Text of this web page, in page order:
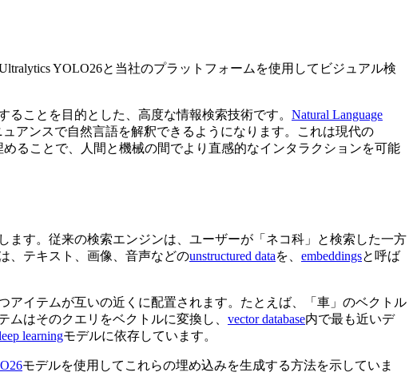
YOLO26と当社のプラットフォームを使用してビジュアル検
ことを目的とした、高度な情報検索技術です。 Natural Language
アンスで自然言語を解釈できるようになります。これは現代の
ることで、人間と機械の間でより直感的なインタラクションを可能
す。従来の検索エンジンは、ユーザーが「ネコ科」と検索した一方
、テキスト、画像、音声などのunstructured dataを、 embeddingsと呼ば
イテムが互いの近くに配置されます。たとえば、「車」のベクトル
はそのクエリをベクトルに変換し、 vector database内で最も近いデ
learningモデルに依存しています。
モデルを使用してこれらの埋め込みを生成する方法を示していま